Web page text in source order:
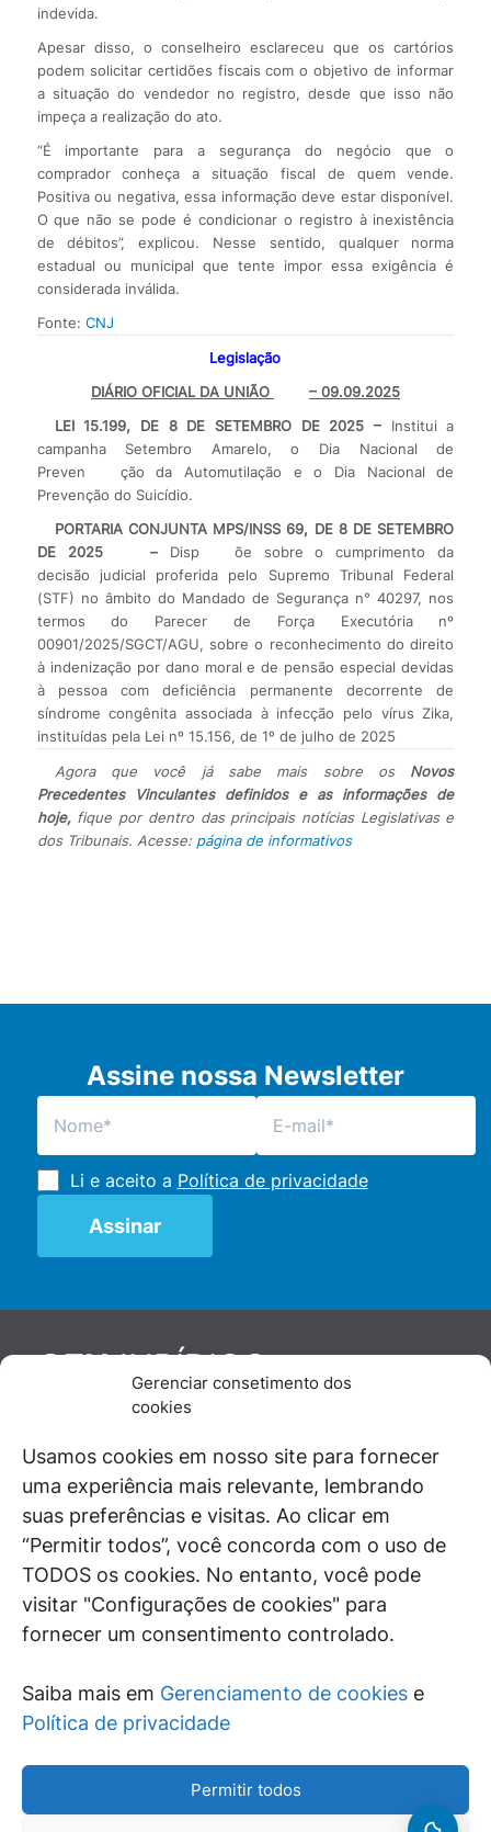
Gerenciar consetimento dos
cookies
Usamos cookies em nosso site para fornecer
uma experiência mais relevante, lembrando
suas preferências e visitas. Ao clicar em
“Permitir todos”, você concorda com o uso de
TODOS os cookies. No entanto, você pode
visitar "Configurações de cookies" para
fornecer um consentimento controlado.
Saiba mais em Gerenciamento de cookies e
Política de privacidade
Permitir todos
indevida.
Apesar disso, o conselheiro esclareceu que os cartórios
podem solicitar certidões fiscais com o objetivo de informar
a situação do vendedor no registro, desde que isso não
impeça a realização do ato.
“É importante para a segurança do negócio que o
comprador conheça a situação fiscal de quem vende.
Positiva ou negativa, essa informação deve estar disponível.
O que não se pode é condicionar o registro à inexistência
de débitos”, explicou. Nesse sentido, qualquer norma
estadual ou municipal que tente impor essa exigência é
considerada inválida.
Fonte: CNJ
Legislação
DIÁRIO OFICIAL DA UNIÃO
– 09.09.2025
LEI 15.199, DE 8 DE SETEMBRO DE 2025 – Institui a
campanha Setembro Amarelo, o Dia Nacional de
Preven
ção da Automutilação e o Dia Nacional de
Prevenção do Suicídio.
PORTARIA CONJUNTA MPS/INSS 69, DE 8 DE SETEMBRO
DE 2025
–Disp
õe sobre o cumprimento da
decisão judicial proferida pelo Supremo Tribunal Federal
(STF) no âmbito do Mandado de Segurança n° 40297, nos
termos do Parecer de Força Executória nº
00901/2025/SGCT/AGU, sobre o reconhecimento do direito
à indenização por dano moral e de pensão especial devidas
à pessoa com deficiência permanente decorrente de
síndrome congênita associada à infecção pelo vírus Zika,
instituídas pela Lei nº 15.156, de 1º de julho de 2025
Agora que você já sabe mais sobre os Novos
Precedentes Vinculantes definidos e as informações de
hoje, fique por dentro das principais notícias Legislativas e
dos Tribunais. Acesse: página de informativos
Assine nossa Newsletter
Li e aceito a Política de privacidade
GENJURÍDICO
De maneira independente, os autores e
juristas e doutrinadores nacionais, se posicionam
diante de questões relevantes do cotidiano e
universo jurídico.
SIGA